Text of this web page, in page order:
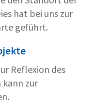
hat bei uns zur
geführt.
Reflexion des
kann zur